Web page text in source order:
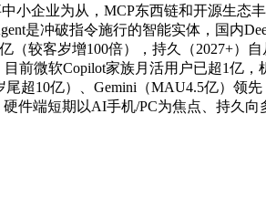
小企业为从，MCP东西链和开源生
是冲破指令施行的智能实体，国内
（较客岁增100倍），持久（2027+）
前微软Copilot家族月活用户已超1亿
超10亿）、Gemini（MAU4.5亿）领
件端短期以AI手机/PC为焦点、持久